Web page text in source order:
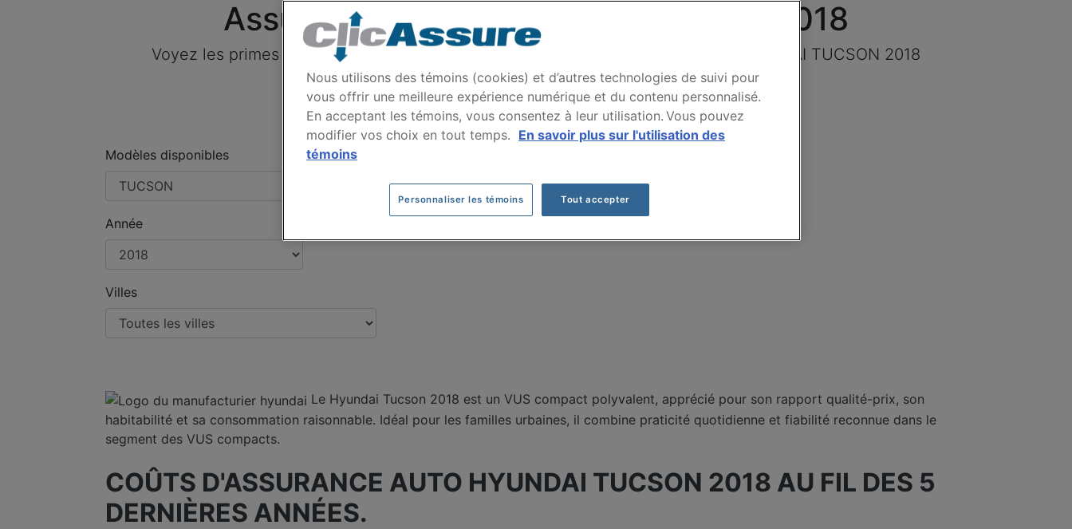
Assurance auto HYUNDAI TUCSON 2018
Voyez les primes payées par nos clients pour leur assurance auto de marque HYUNDAI TUCSON 2018
Cliquez ici pour économiser sur votre assurance auto
Modèles disponibles
Année
Villes
Le Hyundai Tucson 2018 est un VUS compact polyvalent, apprécié pour son rapport qualité-prix, son
habitabilité et sa consommation raisonnable. Idéal pour les familles urbaines, il combine praticité quotidienne et fiabilité reconnue dans le
segment des VUS compacts.
COÛTS D'ASSURANCE AUTO HYUNDAI TUCSON 2018 AU FIL DES 5
DERNIÈRES ANNÉES.
Nous utilisons des témoins (cookies) et d’autres technologies de suivi pour
vous offrir une meilleure expérience numérique et du contenu personnalisé.
En acceptant les témoins, vous consentez à leur utilisation. Vous pouvez
modifier vos choix en tout temps. En savoir plus sur l'utilisation des
témoins
Personnaliser les témoins Tout accepter